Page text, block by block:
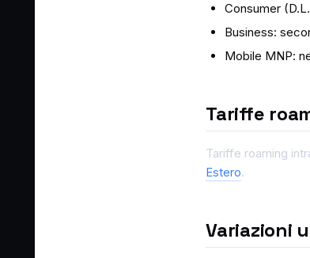
Consumer
Business:
Mobile MNP:
Tariffe
Tariffe roaming
Estero.
Variazioni